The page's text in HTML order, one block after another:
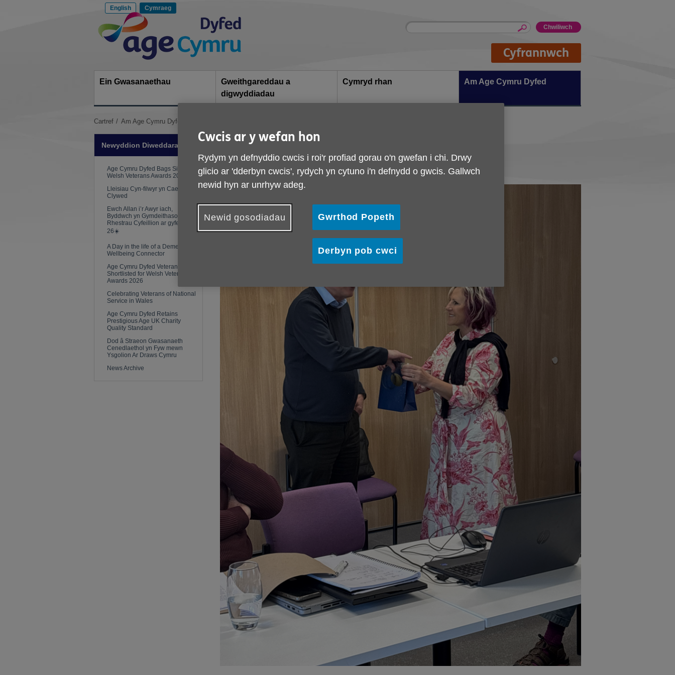
English Cymraeg
Site
Navigation
Site
Enter
Cyfrannwch
Ein Gwasanaethau
Gweithgareddau a
digwyddiadau
Cymryd rhan Am Age Cymru Dyfed
Rwyt
Cartref Am Age Cymru Dyfed
Newyddion Diweddaraf
Age Cymru Dyfed Bags Silver at
Welsh Veterans Awards 2026!
Lleisiau Cyn-filwyr yn Cael eu
Clywed
Ewch Allan i’r Awyr iach,
Byddwch yn Gymdeithasol!
Rhestrau Cyfeillion ar gyfer Haf
26☀️
A Day in the life of a Dementia
Wellbeing Connector
Age Cymru Dyfed Veterans Team
Shortlisted for Welsh Veterans
Awards 2026
Celebrating Veterans of National
Service in Wales
Age Cymru Dyfed Retains
Prestigious Age UK Charity
Quality Standard
Dod â Straeon Gwasanaeth
Cenedlaethol yn Fyw mewn
Ysgolion Ar Draws Cymru
News Archive
Diolch, Alan Dodd
Cyhoeddwyd ar 16 Mai 2026 04:55 yh
Cwcis ar y wefan hon
Rydym yn defnyddio cwcis i roi'r profiad gorau o'n gwefan i chi. Drwy
glicio ar 'dderbyn cwcis', rydych yn cytuno i'n defnydd o gwcis. Gallwch
newid hyn ar unrhyw adeg.
Newid gosodiadau Gwrthod Popeth
Derbyn pob cwci